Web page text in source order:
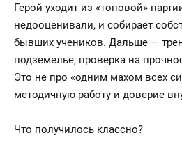
Герой уходит из «топовой»
недооценивали, и собирает
бывших учеников. Дальше —
подземелье, проверка на
Это не про «одним махом всех
методичную работу и доверие
Что получилось классно?